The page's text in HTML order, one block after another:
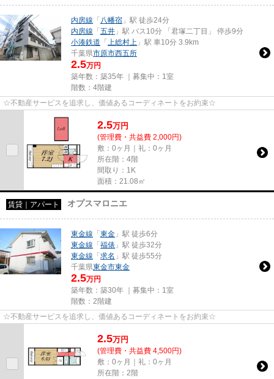
内房線 「 八幡宿 」駅 徒歩24分
内房線 「 五井 」駅 バス10分 「君塚二丁目」 停歩9分
小湊鉄道 「 上総村上 」駅 車10分 3.9km
千葉県市原市西五所
2.5万円
築年数：築35年 ｜募集中： 1室
階数：4階建
☆不動産サービスを追求し、価値あるコーディネートをお約束☆
2.5万円
(管理費・共益費 2,000円)
敷：0ヶ月｜礼：0ヶ月
所在階：4階
間取り：1K
面積：21.08㎡
賃貸｜アパート オプスマロニエ
東金線 「 東金 」駅 徒歩6分
東金線 「 福俵 」駅 徒歩32分
東金線 「 求名 」駅 徒歩55分
千葉県東金市東金
2.5万円
築年数：築30年 ｜募集中： 1室
階数：2階建
☆不動産サービスを追求し、価値あるコーディネートをお約束☆
2.5万円
(管理費・共益費 4,500円)
敷：0ヶ月｜礼：0ヶ月
所在階：2階